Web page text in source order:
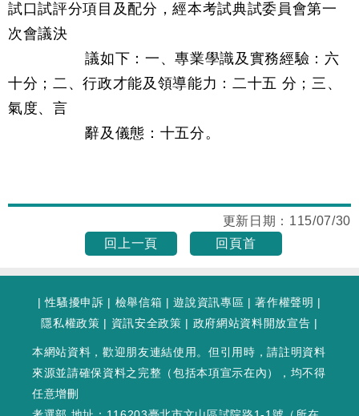
試口試評分項目及配分，經本考試典試委員會第一
次會議決
議如下：一、專業學識及實務經驗：六
十分；二、行政才能及領導能力：二十五 分；三、
氣度、言
辭及儀態：十五分。
更新日期： 115/07/30
回上一頁
回頁首
|性騷擾申訴 | 檢舉信箱 |遊說資訊專區 |著作權聲明 |
隱私權政策 | 資訊安全政策 | 政府網站資料開放宣告 |
本網站資料，歡迎朋友連結使用。但引用時，請註明資料
來源並請確保資料之完整（包括本項宣示在內），均不得
任意增刪